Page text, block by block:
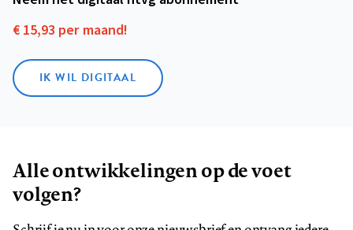
€ 15,93 per maand!
IK WIL DIGITAAL
Alle ontwikkelingen op de voet
volgen?